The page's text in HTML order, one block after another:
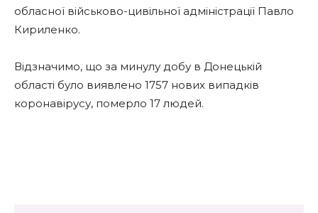
обласної військово-цивільної адміністрації Павло
Кириленко.
Відзначимо, що за минулу добу в Донецькій
області було виявлено 1757 нових випадків
коронавірусу, померло 17 людей.